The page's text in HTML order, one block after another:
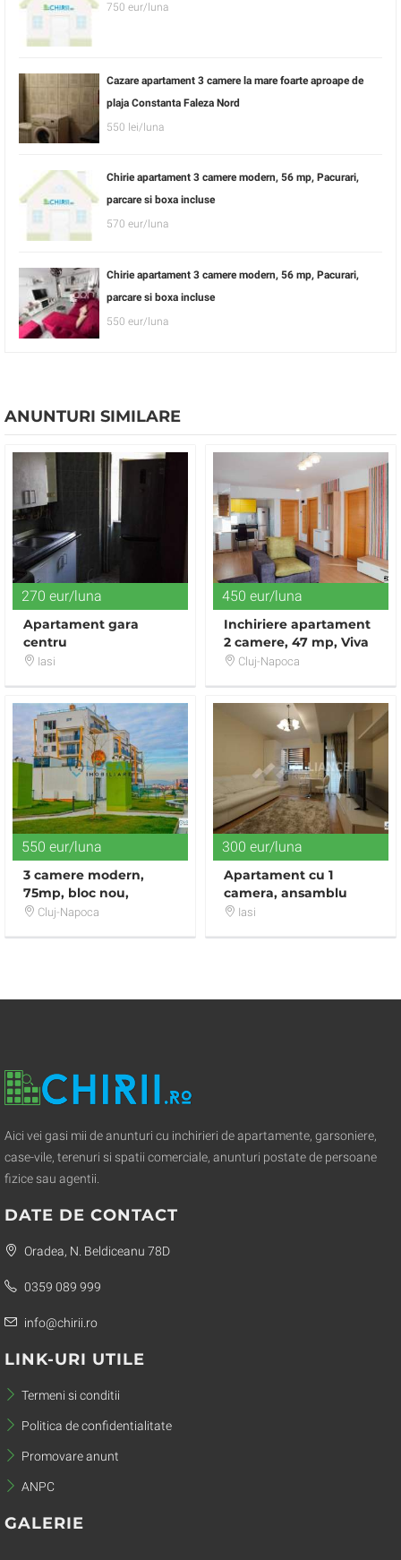
750 eur/luna
Cazare apartament 3 camere la mare foarte aproape de
plaja Constanta Faleza Nord
550 lei/luna
Chirie apartament 3 camere modern, 56 mp, Pacurari,
parcare si boxa incluse
570 eur/luna
Chirie apartament 3 camere modern, 56 mp, Pacurari,
parcare si boxa incluse
550 eur/luna
ANUNTURI SIMILARE
270 eur/luna
Apartament gara
centru
Iasi
450 eur/luna
Inchiriere apartament
2 camere, 47 mp, Viva
CityCluj-Napoca
550 eur/luna
3 camere modern,
75mp, bloc nou,
parcare subterana,
Cluj-Napoca
300 eur/luna
Apartament cu 1
camera, ansamblu
rezidential exclusivist,
Iasi
Aici vei gasi mii de anunturi cu inchirieri de apartamente, garsoniere,
case-vile, terenuri si spatii comerciale, anunturi postate de persoane
fizice sau agentii.
DATE DE CONTACT
Oradea, N. Beldiceanu 78D
0359 089 999
info@chirii.ro
LINK-URI UTILE
Termeni si conditii
Politica de confidentialitate
Promovare anunt
ANPC
GALERIE